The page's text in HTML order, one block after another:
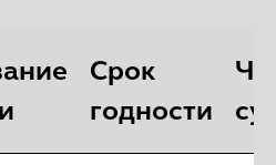
Срок
годности